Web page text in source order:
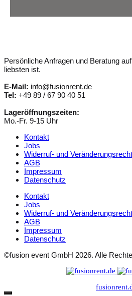
Persönliche Anfragen und Beratung
liebsten ist.
E-Mail: info@fusionrent.de
Tel: +49 89 / 67 90 40 51
Lageröffnungszeiten:
Mo.-Fr. 9-15 Uhr
Kontakt
Jobs
Widerruf- und
AGB
Impressum
Datenschutz
Kontakt
Jobs
Widerruf- und
AGB
Impressum
Datenschutz
©fusion event GmbH 2026. Alle